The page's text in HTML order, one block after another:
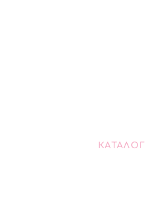
КАТАЛОГ